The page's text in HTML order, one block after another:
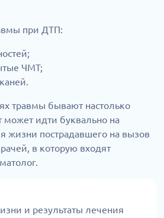
при ДТП:
ЧМТ;
травмы бывают настолько
может идти буквально на
жизни пострадавшего на вызов
в которую входят
и результаты лечения